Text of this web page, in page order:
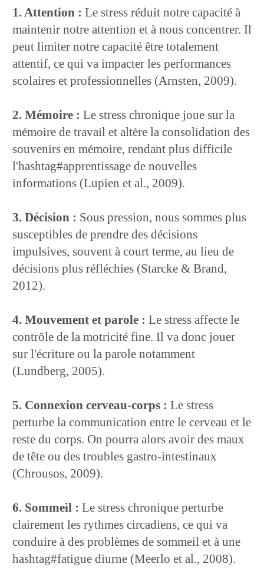
1. Attention : Le stress réduit notre capacité à
maintenir notre attention et à nous concentrer. Il
peut limiter notre capacité être totalement
attentif, ce qui va impacter les performances
scolaires et professionnelles (Arnsten, 2009).
2. Mémoire : Le stress chronique joue sur la
mémoire de travail et altère la consolidation des
souvenirs en mémoire, rendant plus difficile
l'hashtag#apprentissage de nouvelles
informations (Lupien et al., 2009).
3. Décision : Sous pression, nous sommes plus
susceptibles de prendre des décisions
impulsives, souvent à court terme, au lieu de
décisions plus réfléchies (Starcke & Brand,
2012).
4. Mouvement et parole : Le stress affecte le
contrôle de la motricité fine. Il va donc jouer
sur l'écriture ou la parole notamment
(Lundberg, 2005).
5. Connexion cerveau-corps : Le stress
perturbe la communication entre le cerveau et le
reste du corps. On pourra alors avoir des maux
de tête ou des troubles gastro-intestinaux
(Chrousos, 2009).
6. Sommeil : Le stress chronique perturbe
clairement les rythmes circadiens, ce qui va
conduire à des problèmes de sommeil et à une
hashtag#fatigue diurne (Meerlo et al., 2008).